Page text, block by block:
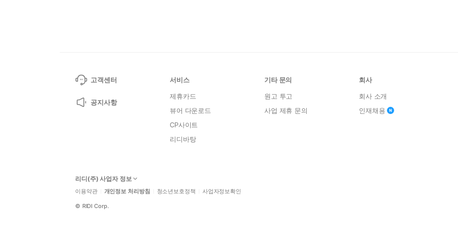
고객센터
공지사항
서비스
제휴카드
뷰어 다운로드
CP사이트
리디바탕
기타 문의
원고 투고
사업 제휴 문의
회사
회사 소개
인재채용
리디(주) 사업자 정보
이용약관 개인정보 처리방침 청소년보호정책 사업자정보확인
© RIDI Corp.